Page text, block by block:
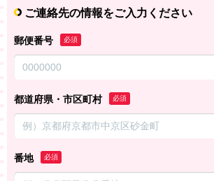
ご連絡先の情報をご入力ください
郵便番号 必須
都道府県・市区町村 必須
番地 必須